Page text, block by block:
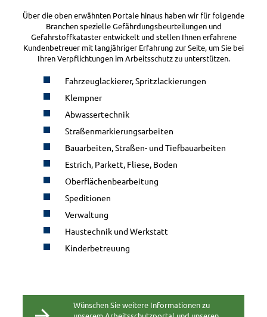
Über die oben erwähnten Portale hinaus haben wir für folgende
Branchen spezielle Gefährdungsbeurteilungen und
Gefahrstoffkataster entwickelt und stellen Ihnen erfahrene
Kundenbetreuer mit langjähriger Erfahrung zur Seite, um Sie bei
Ihren Verpflichtungen im Arbeitsschutz zu unterstützen.
Fahrzeuglackierer, Spritzlackierungen
Klempner
Abwassertechnik
Straßenmarkierungsarbeiten
Bauarbeiten, Straßen- und Tiefbauarbeiten
Estrich, Parkett, Fliese, Boden
Oberflächenbearbeitung
Speditionen
Verwaltung
Haustechnik und Werkstatt
Kinderbetreuung
Wünschen Sie weitere Informationen zu